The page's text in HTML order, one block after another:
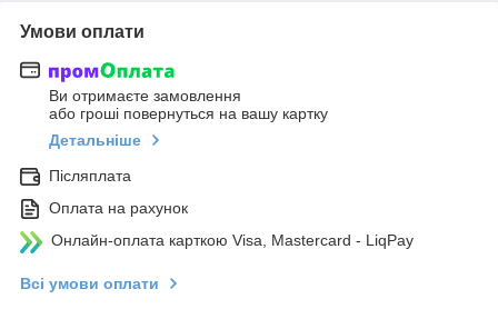
Умови оплати
Ви отримаєте замовлення
або гроші повернуться на вашу картку
Детальніше
Післяплата
Оплата на рахунок
Онлайн-оплата карткою Visa, Mastercard - LiqPay
Всі умови оплати